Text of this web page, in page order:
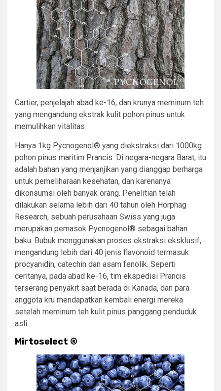
Cartier, penjelajah abad ke-16, dan krunya meminum teh
yang mengandung ekstrak kulit pohon pinus untuk
memulihkan vitalitas
Hanya 1kg Pycnogenol® yang diekstraksi dari 1000kg
pohon pinus maritim Prancis. Di negara-negara Barat, itu
adalah bahan yang menjanjikan yang dianggap berharga
untuk pemeliharaan kesehatan, dan karenanya
dikonsumsi oleh banyak orang. Penelitian telah
dilakukan selama lebih dari 40 tahun oleh Horphag
Research, sebuah perusahaan Swiss yang juga
merupakan pemasok Pycnogenol® sebagai bahan
baku. Bubuk menggunakan proses ekstraksi eksklusif,
mengandung lebih dari 40 jenis flavonoid termasuk
procyanidin, catechin dan asam fenolik. Seperti
ceritanya, pada abad ke-16, tim ekspedisi Prancis
terserang penyakit saat berada di Kanada, dan para
anggota kru mendapatkan kembali energi mereka
setelah meminum teh kulit pinus panggang penduduk
asli.
Mirtoselect ®